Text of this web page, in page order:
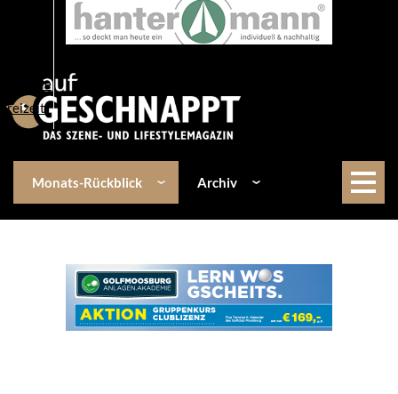
Lifestyle
Freizeit
Monats-Rückblick Archiv